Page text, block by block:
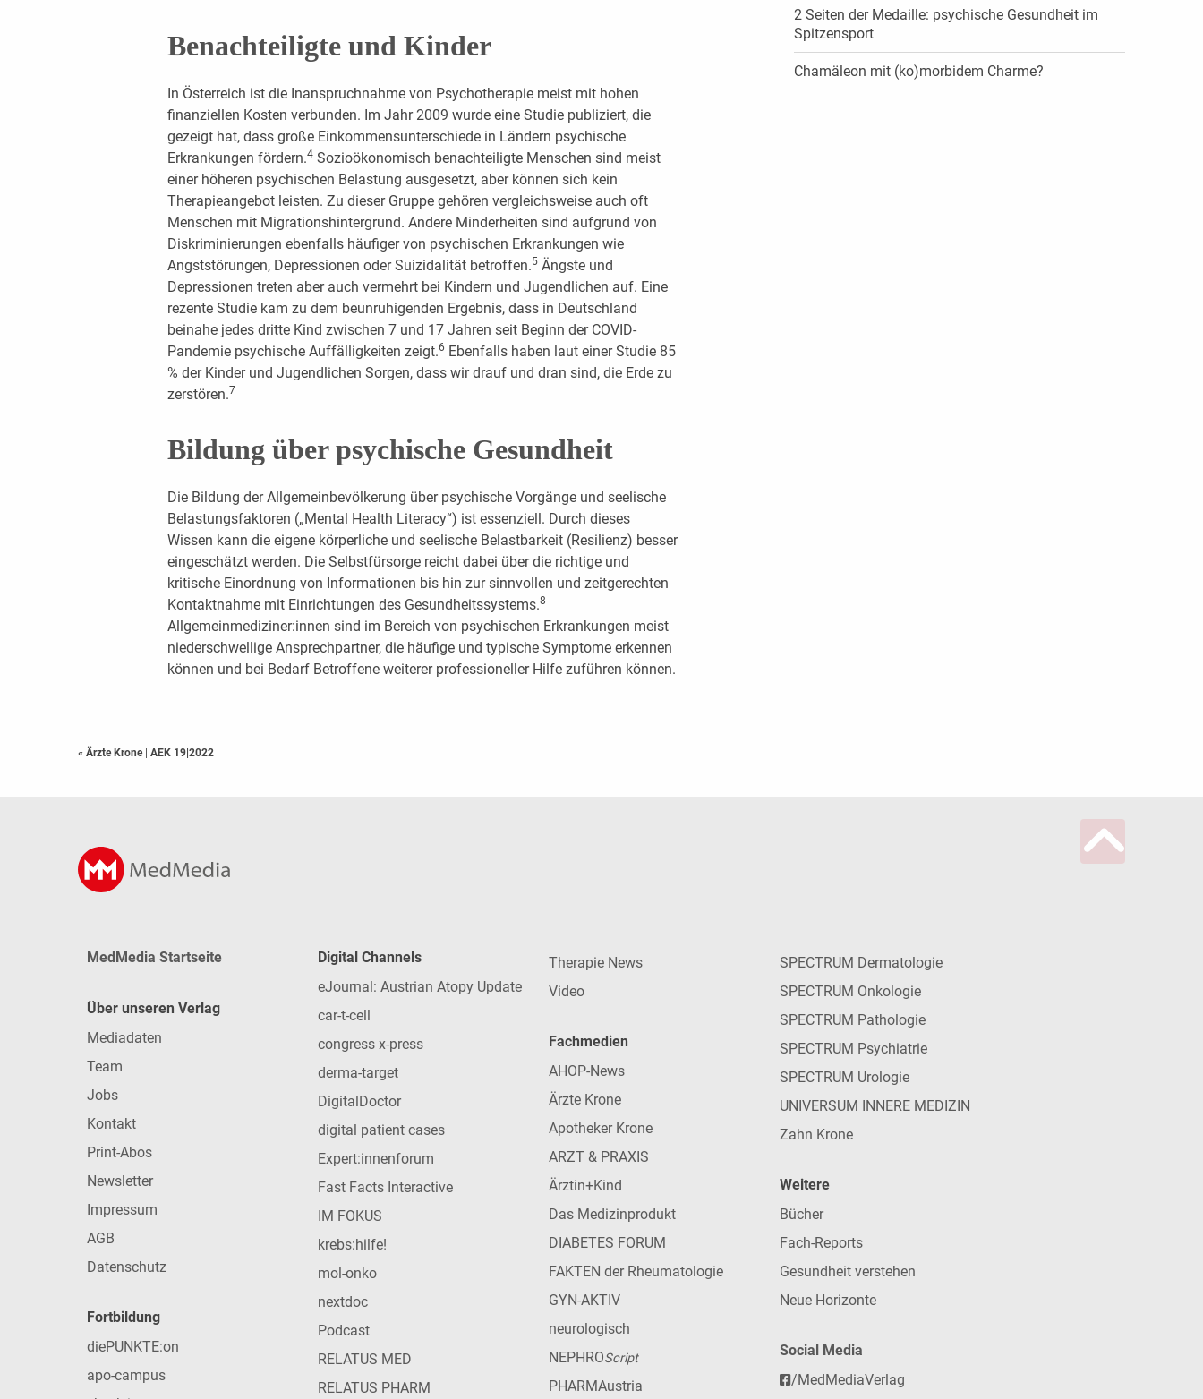
Benachteiligte und Kinder
In Österreich ist die Inanspruchnahme von Psychotherapie meist mit hohen
finanziellen Kosten verbunden. Im Jahr 2009 wurde eine Studie publiziert, die
gezeigt hat, dass große Einkommensunterschiede in Ländern psychische
Erkrankungen fördern.4Sozioökonomisch benachteiligte Menschen sind meist
einer höheren psychischen Belastung ausgesetzt, aber können sich kein
Therapieangebot leisten. Zu dieser Gruppe gehören vergleichsweise auch oft
Menschen mit Migrationshintergrund. Andere Minderheiten sind aufgrund von
Diskriminierungen ebenfalls häufiger von psychischen Erkrankungen wie
Angststörungen, Depressionen oder Suizidalität betroffen.5Ängste und
Depressionen treten aber auch vermehrt bei Kindern und Jugendlichen auf. Eine
rezente Studie kam zu dem beunruhigenden Ergebnis, dass in Deutschland
beinahe jedes dritte Kind zwischen 7 und 17 Jahren seit Beginn der COVID-
Pandemie psychische Auffälligkeiten zeigt.6 Ebenfalls haben laut einer Studie 85
% der Kinder und Jugendlichen Sorgen, dass wir drauf und dran sind, die Erde zu
zerstören.7
Bildung über psychische Gesundheit
Die Bildung der Allgemeinbevölkerung über psychische Vorgänge und seelische
Belastungsfaktoren („Mental Health Literacy“) ist essenziell. Durch dieses
Wissen kann die eigene körperliche und seelische Belastbarkeit (Resilienz) besser
eingeschätzt werden. Die Selbstfürsorge reicht dabei über die richtige und
kritische Einordnung von Informationen bis hin zur sinnvollen und zeitgerechten
Kontaktnahme mit Einrichtungen des Gesundheitssystems.8
Allgemeinmediziner:innen sind im Bereich von psychischen Erkrankungen meist
niederschwellige Ansprechpartner, die häufige und typische Symptome erkennen
können und bei Bedarf Betroffene weiterer professioneller Hilfe zuführen können.
2 Seiten der Medaille: psychische Gesundheit im
Spitzensport
Chamäleon mit (ko)morbidem Charme?
« Ärzte Krone | AEK 19|2022
MedMedia Startseite
Über unseren Verlag
Mediadaten
Team
Jobs
Kontakt
Print-Abos
Newsletter
Impressum
AGB
Datenschutz
Fortbildung
diePUNKTE:on
apo-campus
Digital Channels
eJournal: Austrian Atopy Update
car-t-cell
congress x-press
derma-target
DigitalDoctor
digital patient cases
Expert:innenforum
Fast Facts Interactive
IM FOKUS
krebs:hilfe!
mol-onko
nextdoc
Podcast
RELATUS MED
RELATUS PHARM
Therapie News
Video
Fachmedien
AHOP-News
Ärzte Krone
Apotheker Krone
ARZT & PRAXIS
Ärztin+Kind
Das Medizinprodukt
DIABETES FORUM
FAKTEN der Rheumatologie
GYN-AKTIV
neurologisch
NEPHROScript
PHARMAustria
SPECTRUM Dermatologie
SPECTRUM Onkologie
SPECTRUM Pathologie
SPECTRUM Psychiatrie
SPECTRUM Urologie
UNIVERSUM INNERE MEDIZIN
Zahn Krone
Weitere
Bücher
Fach-Reports
Gesundheit verstehen
Neue Horizonte
Social Media
/MedMediaVerlag